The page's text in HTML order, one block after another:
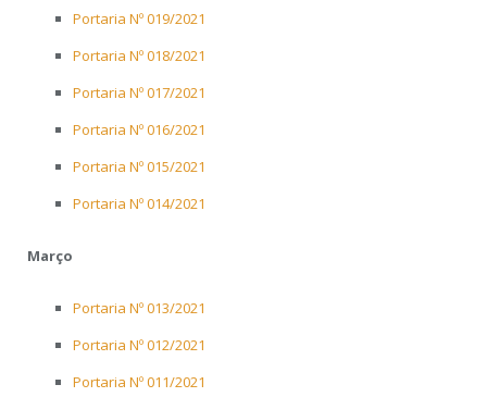
Portaria Nº 019/2021
Portaria Nº 018/2021
Portaria Nº 017/2021
Portaria Nº 016/2021
Portaria Nº 015/2021
Portaria Nº 014/2021
Março
Portaria Nº 013/2021
Portaria Nº 012/2021
Portaria Nº 011/2021